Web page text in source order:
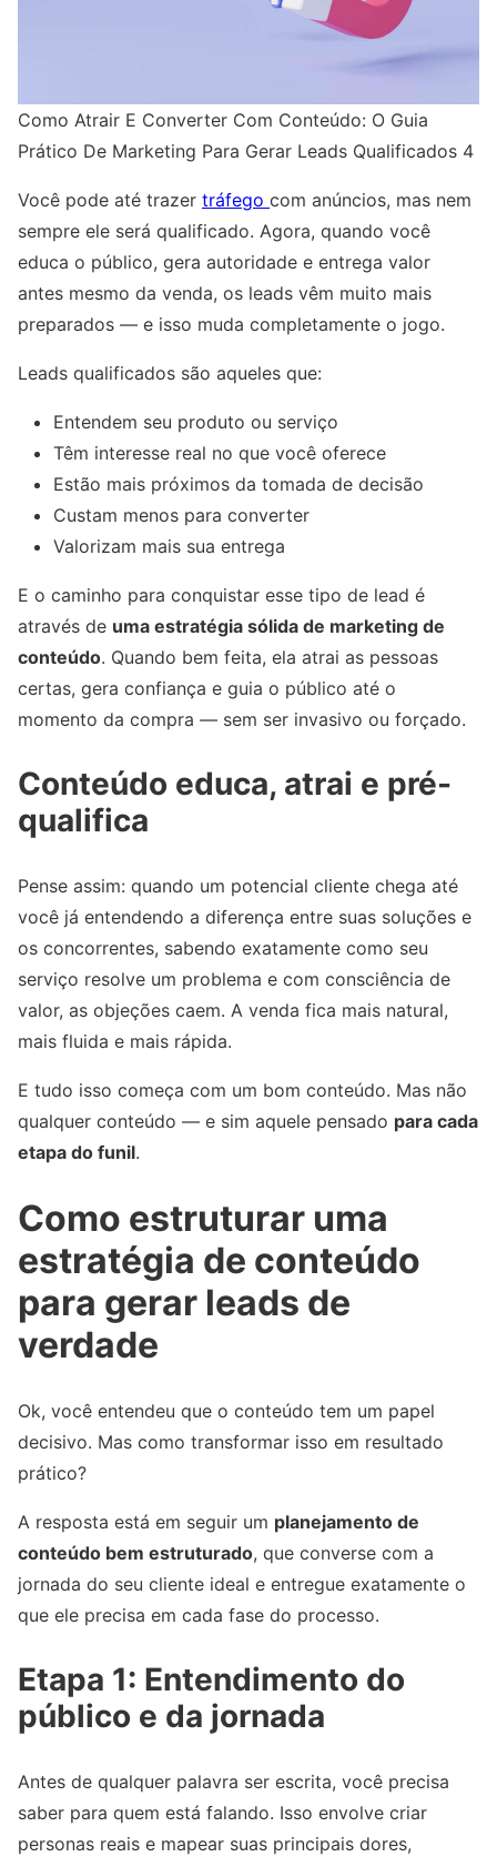
Como Atrair E Converter Com Conteúdo: O Guia
Prático De Marketing Para Gerar Leads Qualificados 4
Você pode até trazer tráfego com anúncios, mas nem
sempre ele será qualificado. Agora, quando você
educa o público, gera autoridade e entrega valor
antes mesmo da venda, os leads vêm muito mais
preparados — e isso muda completamente o jogo.
Leads qualificados são aqueles que:
Entendem seu produto ou serviço
Têm interesse real no que você oferece
Estão mais próximos da tomada de decisão
Custam menos para converter
Valorizam mais sua entrega
E o caminho para conquistar esse tipo de lead é
através de uma estratégia sólida de marketing de
conteúdo. Quando bem feita, ela atrai as pessoas
certas, gera confiança e guia o público até o
momento da compra — sem ser invasivo ou forçado.
Conteúdo educa, atrai e pré-
qualifica
Pense assim: quando um potencial cliente chega até
você já entendendo a diferença entre suas soluções e
os concorrentes, sabendo exatamente como seu
serviço resolve um problema e com consciência de
valor, as objeções caem. A venda fica mais natural,
mais fluida e mais rápida.
E tudo isso começa com um bom conteúdo. Mas não
qualquer conteúdo — e sim aquele pensado para cada
etapa do funil.
Como estruturar uma
estratégia de conteúdo
para gerar leads de
verdade
Ok, você entendeu que o conteúdo tem um papel
decisivo. Mas como transformar isso em resultado
prático?
A resposta está em seguir um planejamento de
conteúdo bem estruturado, que converse com a
jornada do seu cliente ideal e entregue exatamente o
que ele precisa em cada fase do processo.
Etapa 1: Entendimento do
público e da jornada
Antes de qualquer palavra ser escrita, você precisa
saber para quem está falando. Isso envolve criar
personas reais e mapear suas principais dores,